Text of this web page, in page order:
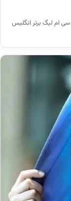
ام لیگ برتر انگلیس